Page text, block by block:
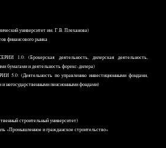
университет им. Г.В. Плеханова)
финансового рынка
1.0: (Брокерская деятельность, дилерская деятельность,
бумагами и деятельность форекс-дилера)
5.0: (Деятельность по управлению инвестиционными фондами,
негосударственными пенсионными фондами)
строительный университет)
«Промышленное и гражданское строительство»